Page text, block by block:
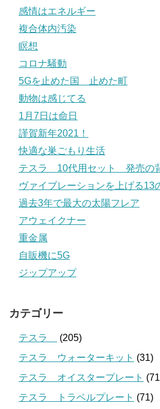
感情はエネルギー
複合体内汚染
瞑想
コロナ騒動
5Gを止めた国 止めた町
動物は感じてる
1月7日は命日
謹賀新年2021！
快適な巣ごもり生活
テスラ 10代用セット 発売の
ヴァイブレーションを上げる13
過去3年で最大の太陽フレア
アウェイクナー
重金属
自販機に5G
ジップアップ
カテゴリー
テスラ
(205)
テスラ ウォーターキット (31)
テスラ オイスタープレート
テスラ トラベルプレート (71)